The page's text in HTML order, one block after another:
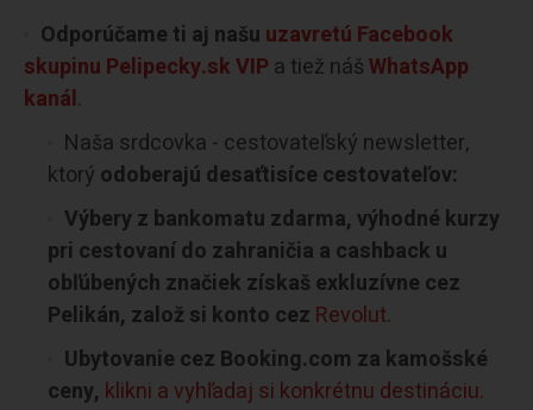
Odporúčame ti aj našu uzavretú Facebook
skupinu Pelipecky.sk VIP a tiež nášWhatsApp
kanál.
Naša srdcovka - cestovateľský newsletter,
ktorý odoberajú desaťtisíce cestovateľov:
Výbery z bankomatu zdarma, výhodné kurzy
pri cestovaní do zahraničia a cashback u
obľúbených značiek získaš exkluzívne cez
Pelikán, založ si konto cez Revolut.
Ubytovanie cez Booking.com za kamošské
ceny, klikni a vyhľadaj si konkrétnu destináciu.